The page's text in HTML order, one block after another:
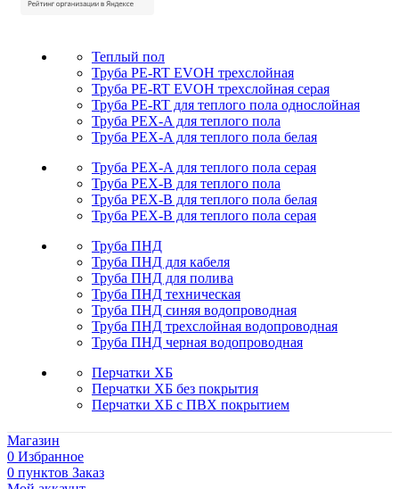
Теплый пол
Труба PE-RT EVOH трехслойная
Труба PE-RT EVOH трехслойная серая
Труба PE-RT для теплого пола однослойная
Труба PEX-A для теплого пола
Труба PEX-A для теплого пола белая
Труба PEX-A для теплого пола серая
Труба PEX-B для теплого пола
Труба PEX-B для теплого пола белая
Труба PEX-B для теплого пола серая
Труба ПНД
Труба ПНД для кабеля
Труба ПНД для полива
Труба ПНД техническая
Труба ПНД синяя водопроводная
Труба ПНД трехслойная водопроводная
Труба ПНД черная водопроводная
Перчатки ХБ
Перчатки ХБ без покрытия
Перчатки ХБ с ПВХ покрытием
Магазин
0 Избранное
0 пунктов Заказ